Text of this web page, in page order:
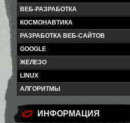
ВЕБ-РАЗРАБОТКА
КОСМОНАВТИКА
РАЗРАБОТКА ВЕБ-САЙТОВ
GOOGLE
ЖЕЛЕЗО
LINUX
АЛГОРИТМЫ
ИНФОРМАЦИЯ